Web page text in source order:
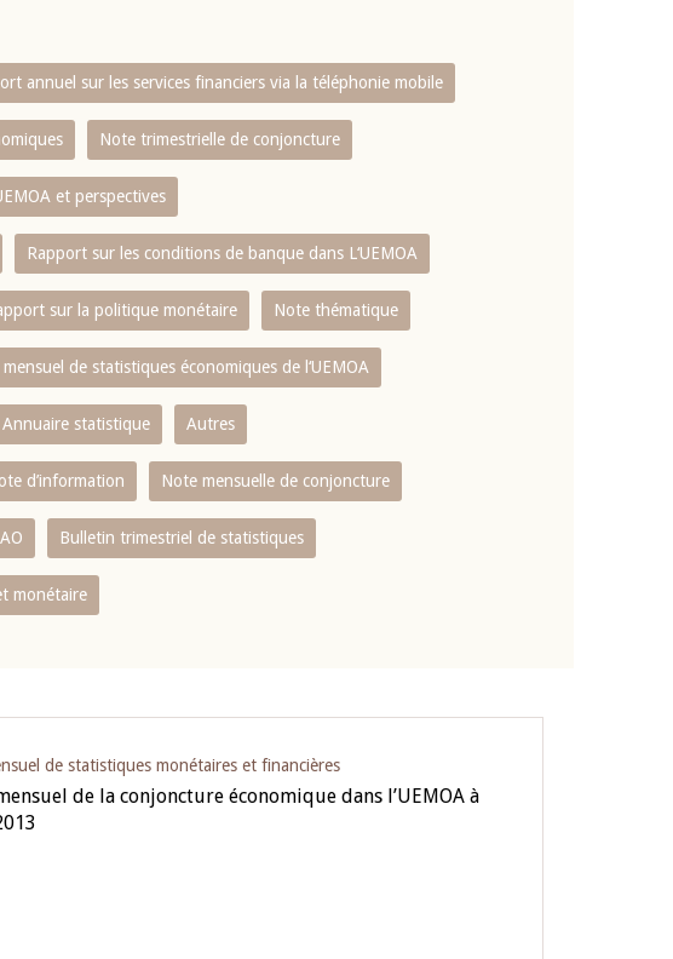
annuel sur les services financiers via la téléphonie mobile
Note trimestrielle de conjoncture
et perspectives
Rapport sur les conditions de banque dans L‘UEMOA
sur la politique monétaire Note thématique
de statistiques économiques de l‘UEMOA
Annuaire statistique Autres
d’information Note mensuelle de conjoncture
Bulletin trimestriel de statistiques
monétaire
de statistiques monétaires et financières
de la conjoncture économique dans l’UEMOA à